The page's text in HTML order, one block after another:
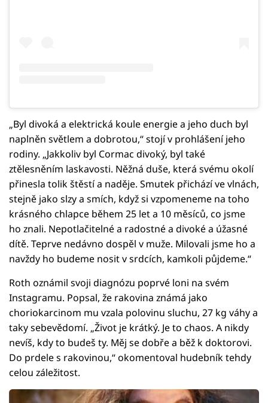
„Byl divoká a elektrická koule energie a jeho duch byl
naplněn světlem a dobrotou,“ stojí v prohlášení jeho
rodiny. „Jakkoliv byl Cormac divoký, byl také
ztělesněním laskavosti. Něžná duše, která svému okolí
přinesla tolik štěstí a naděje. Smutek přichází ve vlnách,
stejně jako slzy a smích, když si vzpomeneme na toho
krásného chlapce během 25 let a 10 měsíců, co jsme
ho znali. Nepotlačitelné a radostné a divoké a úžasné
dítě. Teprve nedávno dospěl v muže. Milovali jsme ho a
navždy ho budeme nosit v srdcích, kamkoli půjdeme.“
Roth oznámil svoji diagnózu poprvé loni na svém
Instagramu. Popsal, že rakovina známá jako
choriokarcinom mu vzala polovinu sluchu, 27 kg váhy a
taky sebevědomí. „Život je krátký. Je to chaos. A nikdy
nevíš, kdy to budeš ty. Měj se dobře a běž k doktorovi.
Do prdele s rakovinou,“ okomentoval hudebník tehdy
celou záležitost.